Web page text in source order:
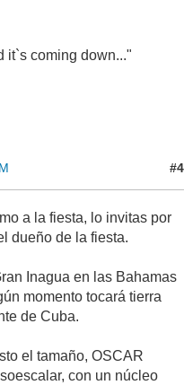
it`s coming down..."
#4
a la fiesta, lo invitas por
dueño de la fiesta.
Inagua en las Bahamas
momento tocará tierra
de Cuba.
el tamaño, OSCAR
con un núcleo